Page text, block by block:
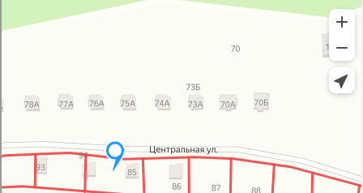
Группа компаний Технолайн